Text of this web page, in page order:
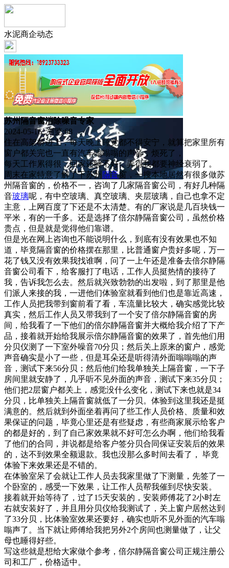
水泥商企动态
苏州隔音窗消除噪音专家
2024-05-16 浏览:68
住在高架桥边上，每天晚上睡觉都不得安宁，就算把家里所有
窗户都关完也一直有汽车嗡嗡嗡的声音，烦死了，
每天工作累得很，回家还睡不好，弄得我都要神经衰弱了。
周末在家特意了解了下苏州 隔音窗，一搜本地居然有很多做苏
州隔音窗的，价格不一，咨询了几家隔音窗公司，有好几种隔
音玻璃呢，有中空玻璃、真空玻璃、夹层玻璃，自己也拿不定
主意，上网百度了下还是不太清楚。有的厂家说是几百块钱一
平米，有的一千多。还是选择了倍尔静隔音窗公司，虽然价格
贵点，但是就是觉得他们靠谱。
但是光在网上咨询也不能说明什么，到底有没有效果也不知
道，毕竟隔音窗的价格摆在那里，比普通窗户贵好多呢，万一
花了钱又没有效果我找谁啊，问了一上午还是准备去倍尔静隔
音窗公司看下，给客服打了电话，工作人员挺热情的接待了
我，告诉我怎么去。然后就兴致勃勃的出发啦，到了那里是他
们派人来接的我，一进他们体验室就看到他们也是靠近高速，
工作人员把我带到窗前看了看，车流量比较大，确实感觉比较
真实，然后工作人员又带我到了一个安了倍尔静隔音窗的房
间，给我看了一下他们的倍尔静隔音窗并大概给我介绍了下产
品，接着就开始给我展示倍尔静隔音窗的效果了，首先他们用
分贝仪测了一下室外噪音70分贝；然后关上原来的窗户，感觉
声音确实是小了一些，但是耳朵还是听得清外面嗡嗡嗡的声
音，测试下来56分贝；然后他们给我单独关上隔音窗，一下子
房间里就安静了，几乎听不见外面的声音，测试下来35分贝；
他们把2层窗户都关上，感觉没什么变化，测试下来也就是34
分贝，比单独关上隔音窗就低了一分贝。体验到这里我还是挺
满意的。然后就到外面坐着再问了些工作人员价格、质量和效
果保证的问题，毕竟心里还是有些疑虑，有些商家展示给客户
的都是好的，到了自己家效果就不好可怎么办啊，他们给我看
了他们的合同，并说都是给客户签分贝合同保证安装后的效果
的，达不到效果全额退款。我也没那么多时间去看了， 毕竟
体验下来效果还是不错的。
在体验室呆了会就让工作人员去我家里做了下测量，先签了一
个卧室的，感受一下效果，让工作人员帮我催到尽快安装。
接着就开始等待了，过了15天安装的，安装师傅花了2小时左
右就安装好了，并且用分贝仪给我测试了，关上窗户居然达到
了33分贝，比体验室效果还要好，确实也听不见外面的汽车嗡
嗡声了。当下就让师傅给我把另外2个房间也测量做了，让父
母也睡得好些。
写这些就是想给大家做个参考，倍尔静隔音窗公司正规注册公
司和工厂，价格适中。